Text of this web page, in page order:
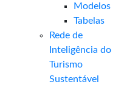
Modelos
Tabelas
Rede de
Inteligência do
Turismo
Sustentável